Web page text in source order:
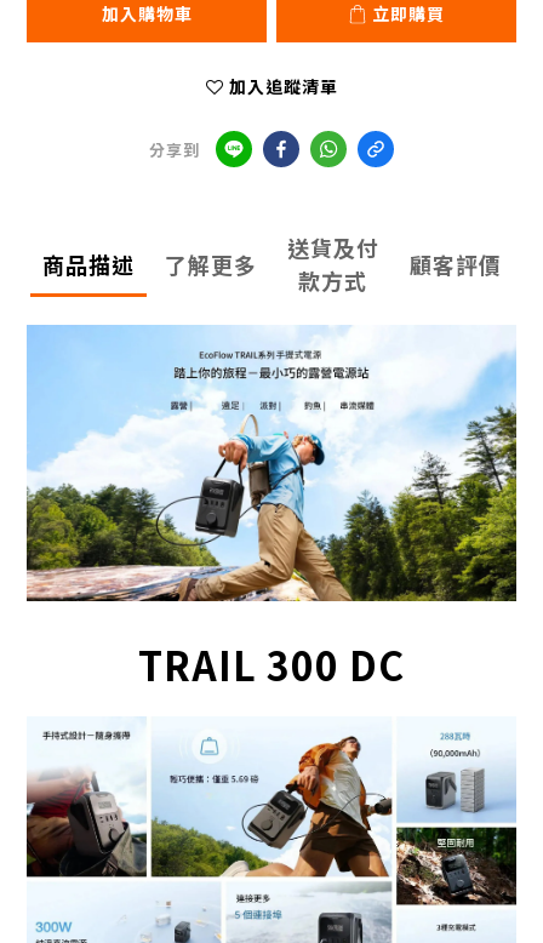
加入購物車 立即購買
加入追蹤清單
分享到
商品描述 了解更多
送貨及付
款方式
顧客評價
TRAIL 300 DC